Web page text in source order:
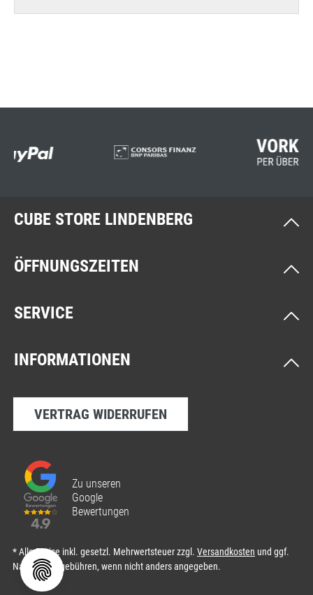
CUBE STORE LINDENBERG
ÖFFNUNGSZEITEN
SERVICE
INFORMATIONEN
VERTRAG WIDERRUFEN
Zu unseren
Google
Bewertungen
* Alle Preise inkl. gesetzl. Mehrwertsteuer zzgl. Versandkosten und ggf.
Nachnahmegebühren, wenn nicht anders angegeben.